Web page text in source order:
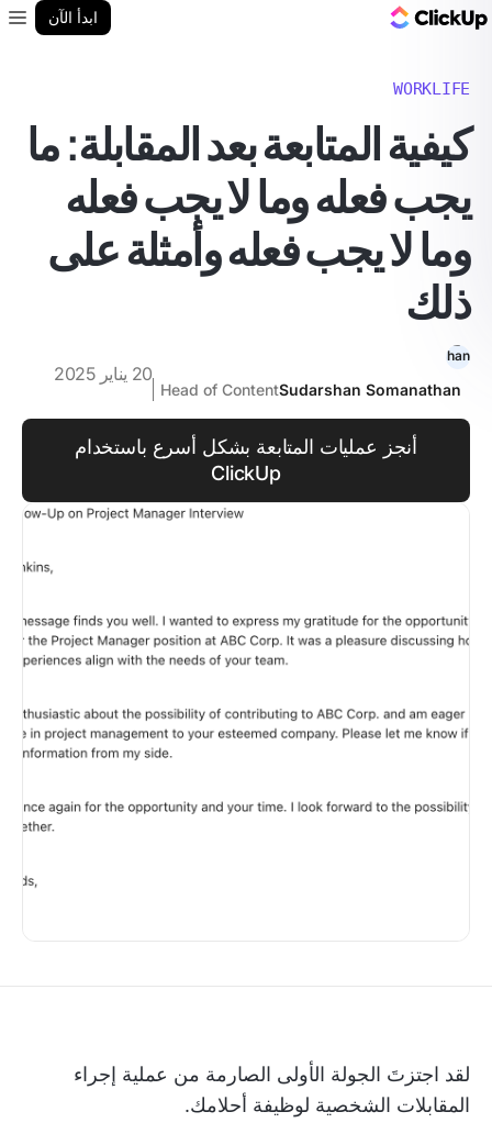
ابدأ الآن
WORKLIFE
كيفية المتابعة بعد المقابلة: ما
يجب فعله وما لا يجب فعله
وما لا يجب فعله وأمثلة على
ذلك
Sudarshan Somanathan
Head of Content
20 يناير 2025
أنجز عمليات المتابعة بشكل أسرع باستخدام
ClickUp
لقد اجتزتَ الجولة الأولى الصارمة من عملية إجراء
المقابلات الشخصية لوظيفة أحلامك.